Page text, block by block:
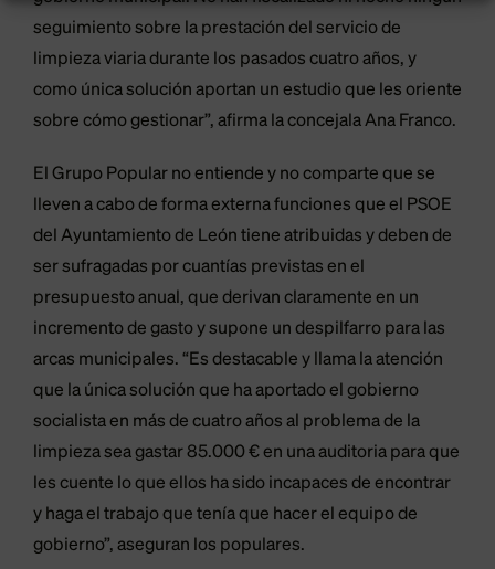
seguimiento sobre la prestación del servicio de
limpieza viaria durante los pasados cuatro años, y
como única solución aportan un estudio que les oriente
sobre cómo gestionar”, afirma la concejala Ana Franco.
El Grupo Popular no entiende y no comparte que se
lleven a cabo de forma externa funciones que el PSOE
del Ayuntamiento de León tiene atribuidas y deben de
ser sufragadas por cuantías previstas en el
presupuesto anual, que derivan claramente en un
incremento de gasto y supone un despilfarro para las
arcas municipales. “Es destacable y llama la atención
que la única solución que ha aportado el gobierno
socialista en más de cuatro años al problema de la
limpieza sea gastar 85.000 € en una auditoria para que
les cuente lo que ellos ha sido incapaces de encontrar
y haga el trabajo que tenía que hacer el equipo de
gobierno”, aseguran los populares.